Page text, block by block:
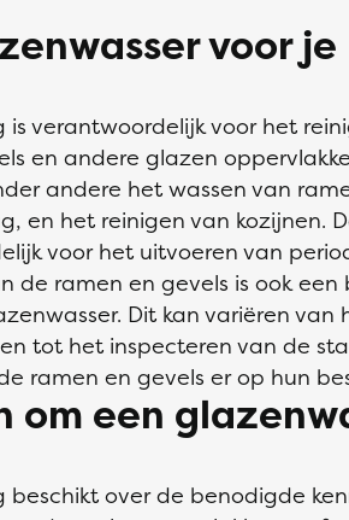
voor je
is verantwoordelijk voor het
en andere glazen
andere het wassen van
en het reinigen van kozijnen.
voor het uitvoeren van
de ramen en gevels is ook een
Dit kan variëren van
tot het inspecteren van de
ramen en gevels er op hun
om een
beschikt over de benodigde